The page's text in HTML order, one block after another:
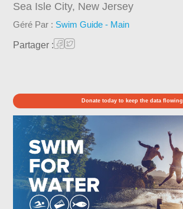
Sea Isle City, New Jersey
Géré Par : Swim Guide - Main
Partager :
Donate today to keep the data flowing